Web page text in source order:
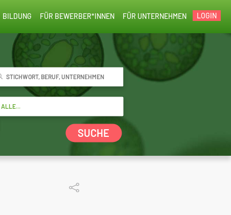
LOGIN
FÜR UNTERNEHMEN
FÜR BEWERBER*INNEN
BILDUNG
SUCHE